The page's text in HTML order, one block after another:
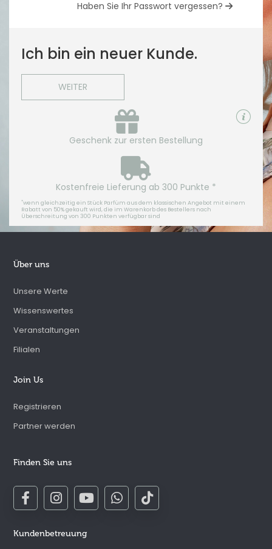
Haben Sie Ihr Passwort vergessen?
Ich bin ein neuer Kunde.
WEITER
Geschenk zur ersten Bestellung
Kostenfreie Lieferung ab 300 Punkte *
*wenn gleichzeitig ein Stück Parfüm aus dem klassischen Angebot mit einem
Rabatt von 50% gekauft wird, die im Warenkorb des Bestellers nach
Überschreitung von 300 Punkten verfügbar sind
Über uns
Unsere Werte
Wissenswertes
Veranstaltungen
Filialen
Join Us
Registrieren
Partner werden
Finden Sie uns
Kundenbetreuung